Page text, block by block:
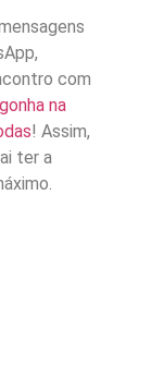
com
na
! Assim,
ter a